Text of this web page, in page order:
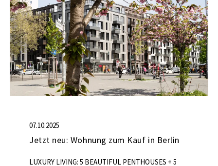
07.10.2025
Jetzt neu: Wohnung zum Kauf in Berlin
LUXURY LIVING: 5 BEAUTIFUL PENTHOUSES + 5